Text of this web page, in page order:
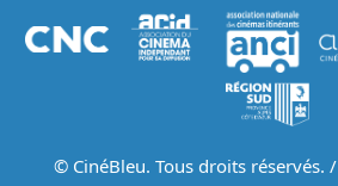
© CinéBleu. Tous droits réservés. /